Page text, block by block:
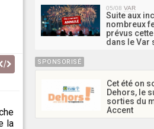
la
05/08 VAR
Suite aux
nombreux
prévus
dans le Var
SPONSORISÉ
Cet été on
Dehors, le
sorties du
Accent